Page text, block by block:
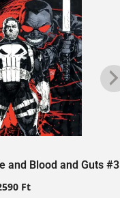
and Blood and Guts #3
Ft